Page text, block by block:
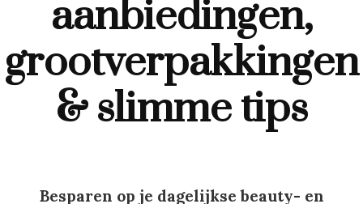
aanbiedingen,
grootverpakkingen
& slimme tips
Besparen op je dagelijkse beauty- en